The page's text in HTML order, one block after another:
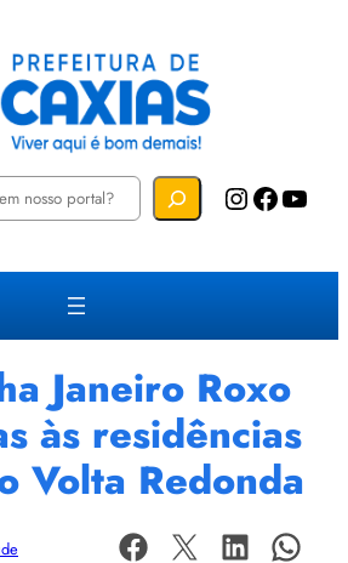
Instagram Facebook YouTube
Janeiro Roxo
às residências
Volta Redonda